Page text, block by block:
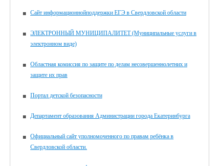
Сайт информационнойподдержки ЕГЭ в Свердловской области
ЭЛЕКТРОННЫЙ МУНИЦИПАЛИТЕТ (Муниципальные услуги в
электронном виде)
Областная комиссия по защите по делам несовершеннолетних и
защите их прав
Портал детской безопасности
Департамент образования Администрации города Екатеринбурга
Официальный сайт уполномоченного по правам ребёнка в
Свердловской области.